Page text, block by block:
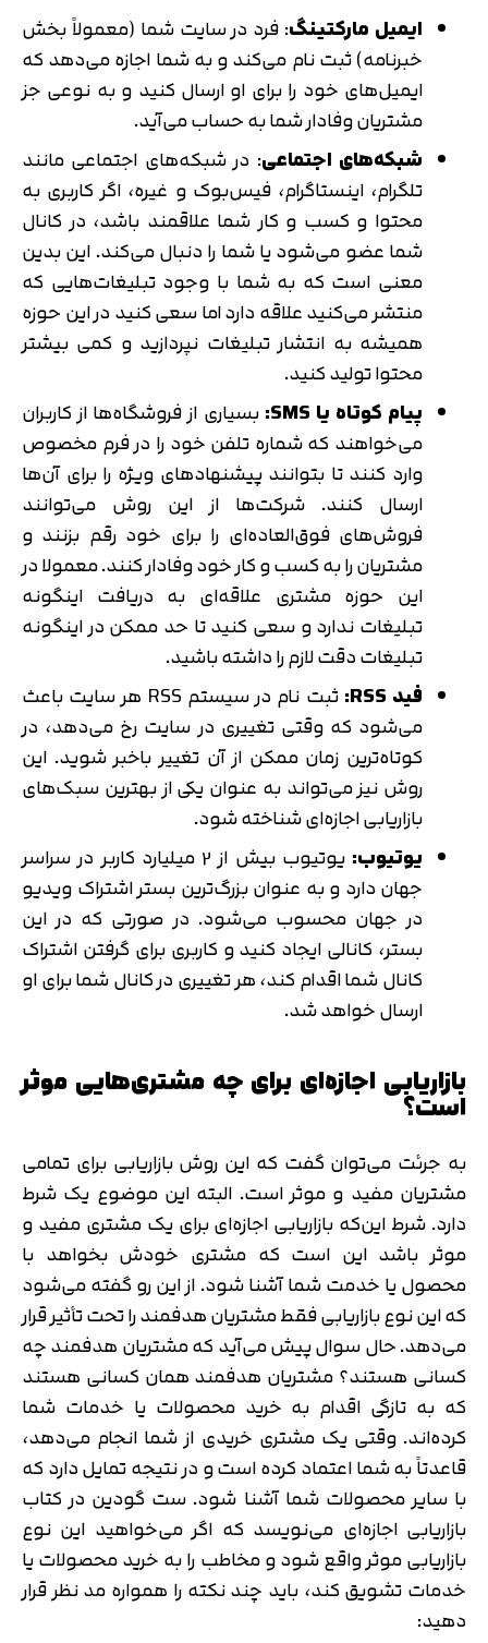
ایمیل مارکتینگ: فرد در سایت شما (معمولاً بخش
خبرنامه) ثبت نام می‌‎کند و به شما اجازه می‌دهد که
ایمیل‌های خود را برای او ارسال کنید و به نوعی جز
مشتریان وفادار شما به حساب می‌آید.
شبکه‌های اجتماعی: در شبکه‌های اجتماعی مانند
تلگرام، اینستاگرام، فیس‌بوک و غیره، اگر کاربری به
محتوا و کسب و کار شما علاقمند باشد، در کانال
شما عضو می‌شود یا شما را دنبال می‌کند. این بدین
معنی است که به شما با وجود تبلیغات‌هایی که
منتشر می‌کنید علاقه دارد اما سعی کنید در این حوزه
همیشه به انتشار تبلیغات نپردازید و کمی بیشتر
محتوا تولید کنید.
پیام کوتاه یاSMS
:بسیاری از فروشگاه‌ها از کاربران
می‌خواهند که شماره تلفن خود را در فرم مخصوص
وارد کنند تا بتوانند پیشنهادهای ویژه را برای آن‌ها
ارسال کنند. شرکت‌ها از این روش می‌توانند
فروش‌های فوق‌العاده‌ای را برای خود رقم بزنند و
مشتریان را به کسب و کار خود وفادار کنند. معمولا در
این حوزه مشتری علاقه‌ای به دریافت اینگونه
تبلیغات ندارد و سعی کنید تا حد ممکن در اینگونه
تبلیغات دقت لازم را داشته باشید.
فیدRSS
:
ثبت نام در سیستم RSS هر سایت باعث
می‌شود که وقتی تغییری در سایت رخ می‌دهد، در
کوتاه‌ترین زمان ممکن از آن تغییر باخبر شوید. این
روش نیز می‌تواند به عنوان یکی از بهترین سبک‌های
بازاریابی اجازه‌ای شناخته شود.
یوتیوب:
یوتیوب بیش از 2 میلیارد کاربر در سراسر
جهان دارد و به عنوان بزرگ‌ترین بستر اشتراک ویدیو
در جهان محسوب می‌شود. در صورتی که در این
بستر، کانالی ایجاد کنید و کاربری برای گرفتن اشتراک
کانال شما اقدام کند، هر تغییری در کانال شما برای او
ارسال خواهد شد.
بازاریابی اجازه‌ای برای چه مشتری‌هایی موثر
است؟
به جرئت می‌توان گفت که این روش بازاریابی برای تمامی
مشتریان مفید و موثر است. البته این موضوع یک شرط
دارد. شرط این‌که بازاریابی اجازه‌ای برای یک مشتری مفید و
موثر باشد این است که مشتری خودش بخواهد با
محصول یا خدمت شما آشنا شود. از این رو گفته می‌شود
که این نوع بازاریابی فقط مشتریان هدفمند را تحت تأثیر قرار
می‌دهد. حال سوال پیش می‌آید که مشتریان هدفمند چه
کسانی هستند؟ مشتریان هدفمند همان کسانی هستند
که به تازگی اقدام به خرید محصولات یا خدمات شما
کرده‌اند. وقتی یک مشتری خریدی از شما انجام می‌دهد،
قاعدتاً به شما اعتماد کرده است و در نتیجه تمایل دارد که
با سایر محصولات شما آشنا شود. ست گودین در کتاب
بازاریابی اجازه‌ای می‌نویسد که اگر می‌خواهید این نوع
بازاریابی موثر واقع شود و مخاطب را به خرید محصولات یا
خدمات تشویق کند، باید چند نکته را همواره مد نظر قرار
دهید:
تایید کد
کد ارسال شده را وارد کنید
تایید کد
دریافت مجدد کد:
متوجه شدم